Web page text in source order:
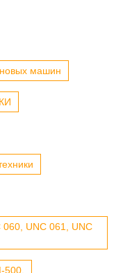
машин
060, UNC 061, UNC
500.